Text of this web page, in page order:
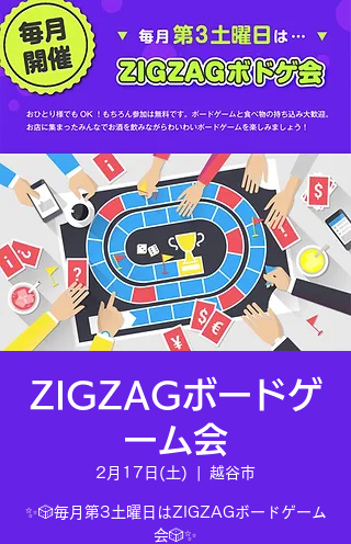
ZIGZAGボードゲ
ーム会
2月17日(土) 越谷市
✨🎲毎月第3土曜日はZIGZAGボードゲーム
会🎲✨